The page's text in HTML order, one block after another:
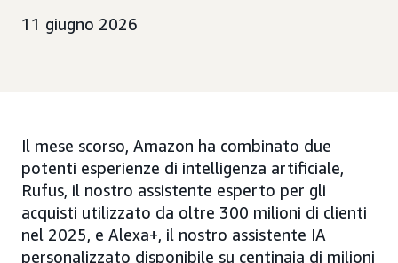
11 giugno 2026
Il mese scorso, Amazon ha combinato due
potenti esperienze di intelligenza artificiale,
Rufus, il nostro assistente esperto per gli
acquisti utilizzato da oltre 300 milioni di clienti
nel 2025, e Alexa+, il nostro assistente IA
personalizzato disponibile su centinaia di milioni